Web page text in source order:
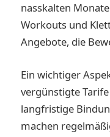
nasskalten
Workouts und
Angebote, die
Ein wichtiger
vergünstigte
langfristige
machen